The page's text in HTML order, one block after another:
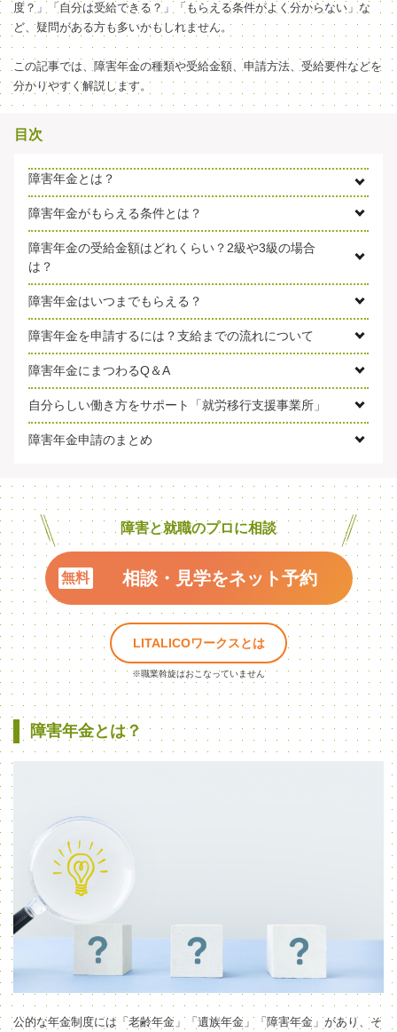
度？」「自分は受給できる？」「もらえる条件がよく分からない」な
ど、疑問がある方も多いかもしれません。
この記事では、障害年金の種類や受給金額、申請方法、受給要件などを
分かりやすく解説します。
目次
障害年金とは？
障害年金がもらえる条件とは？
障害年金の受給金額はどれくらい？2級や3級の場合
は？
障害年金はいつまでもらえる？
障害年金を申請するには？支給までの流れについて
障害年金にまつわるQ＆A
自分らしい働き方をサポート「就労移行支援事業所」
障害年金申請のまとめ
障害と就職のプロに相談
相談・見学をネット予約
LITALICOワークスとは
※職業斡旋はおこなっていません
障害年金とは？
公的な年金制度には「老齢年金」「遺族年金」「障害年金」があり、そ